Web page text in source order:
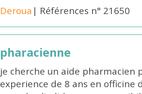
Deroua | Références n° 21650
pharacienne
je cherche un aide pharmacien
experience de 8 ans en